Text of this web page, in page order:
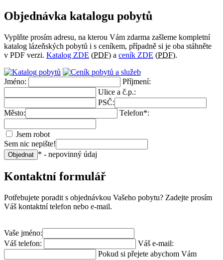
Objednávka katalogu pobytů
Vyplňte prosím adresu, na kterou Vám zdarma zašleme kompletní
katalog lázeňských pobytů i s ceníkem, případně si je oba stáhněte
v PDF verzi. Katalog ZDE (PDF) a ceník ZDE (PDF).
Jméno:
Příjmení:
Ulice a č.p.:
PSČ:
Město:
Telefon*:
Jsem robot
Sem nic nepište!
Objednat * - nepovinný údaj
Kontaktní formulář
Potřebujete poradit s objednávkou Vašeho pobytu? Zadejte prosím
Váš kontaktní telefon nebo e-mail.
Vaše jméno:
Váš telefon:
Váš e-mail:
Pokud si přejete abychom Vám